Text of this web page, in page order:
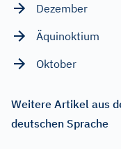
Dezember
Äquinoktium
Oktober
Weitere Artikel aus
deutschen Sprache